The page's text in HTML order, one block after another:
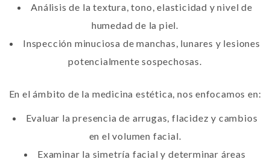
Análisis de la textura, tono, elasticidad y nivel de
humedad de la piel.
Inspección minuciosa de manchas, lunares y lesiones
potencialmente sospechosas.
En el ámbito de la medicina estética, nos enfocamos en:
Evaluar la presencia de arrugas, flacidez y cambios
en el volumen facial.
Examinar la simetría facial y determinar áreas